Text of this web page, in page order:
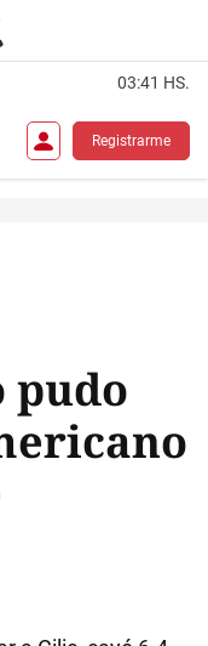
03:41 HS.
Registrarme
pudo